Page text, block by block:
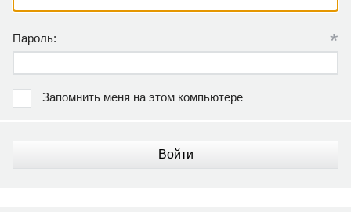
Пароль: *
Запомнить меня на этом компьютере
Войти